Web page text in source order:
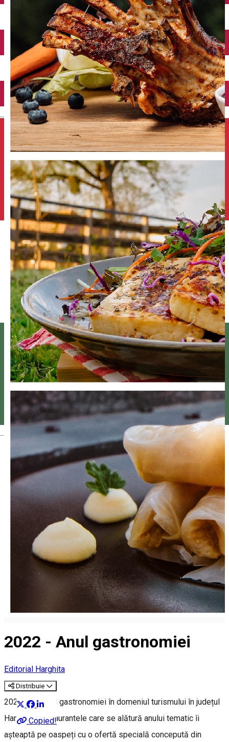
English
Închirieri auto
Închirieri de biciclete
2022 - Anul gastronomiei
Editorial Harghita
Distribuie
Copied!
2022 este anul gastronomiei în domeniul turismului în județul
Harghita. Restaurantele care se alătură anului tematic îi
așteaptă pe oaspeți cu o ofertă specială concepută din